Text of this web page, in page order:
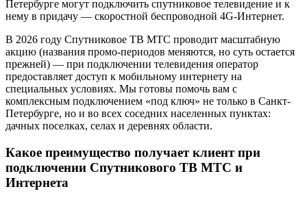
Петербурге могут подключить спутниковое телевидение и к
нему в придачу — скоростной беспроводной 4G-Интернет.
В 2026 году Спутниковое ТВ МТС проводит масштабную
акцию (названия промо-периодов меняются, но суть остается
прежней) — при подключении телевидения оператор
предоставляет доступ к мобильному интернету на
специальных условиях. Мы готовы помочь вам с
комплексным подключением «под ключ» не только в Санкт-
Петербурге, но и во всех соседних населенных пунктах:
дачных поселках, селах и деревнях области.
Какое преимущество получает клиент при
подключении Спутникового ТВ МТС и
Интернета